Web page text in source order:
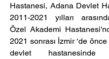
Hastanesi, Adana Devlet
2011-2021 yılları
Özel Akademi
2021 sonrası İzmir ‘de
devlet hastanesinde